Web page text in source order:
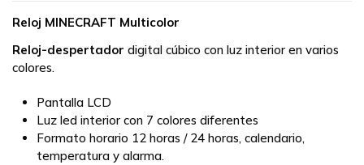
Reloj MINECRAFT Multicolor
Reloj-despertador digital cúbico con luz interior en varios
colores.
Pantalla LCD
Luz led interior con 7 colores diferentes
Formato horario 12 horas / 24 horas, calendario,
temperatura y alarma.